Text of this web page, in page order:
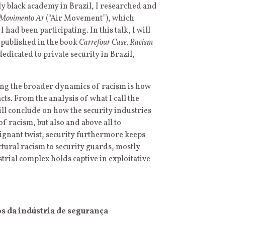
black academy in Brazil, I researched and
Ar(“Air Movement”), which
had been participating. In this talk, I will
in the bookCarrefour Case, Racism
to private security in Brazil,
the broader dynamics of racism is how
From the analysis of what I call the
conclude on how the security industries
racism, but also and above all to
twist, security furthermore keeps
racism to security guards, mostly
complex holds captive in exploitative
da indústria de segurança